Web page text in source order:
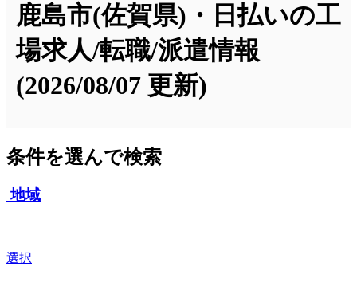
鹿島市(佐賀県)・日払いの工
場求人/転職/派遣情報
(2026/08/07 更新)
条件を選んで検索
地域
選択